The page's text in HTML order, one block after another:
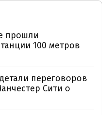
прошли
100 метров
переговоров
Сити о